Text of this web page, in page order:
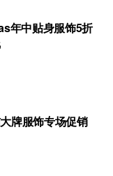
年中贴身服饰5折
牌服饰专场促销